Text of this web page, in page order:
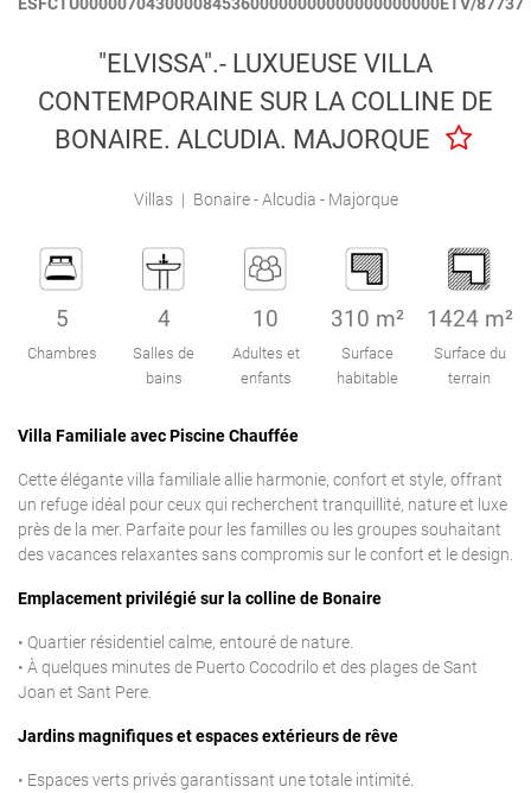
Attention au client
"ELVISSA".- LUXUEUSE VILLA
CONTEMPORAINE SUR LA COLLINE DE
BONAIRE. ALCUDIA. MAJORQUE
Villas | Bonaire - Alcudia - Majorque
5
Chambres
4
Salles de
bains
10
Adultes et
enfants
310 m²
Surface
habitable
1424 m²
Surface du
terrain
Villa Familiale avec Piscine Chauffée
Cette élégante villa familiale allie harmonie, confort et style, offrant
un refuge idéal pour ceux qui recherchent tranquillité, nature et luxe
près de la mer. Parfaite pour les familles ou les groupes souhaitant
des vacances relaxantes sans compromis sur le confort et le design.
Emplacement privilégié sur la colline de Bonaire
• Quartier résidentiel calme, entouré de nature.
• À quelques minutes de Puerto Cocodrilo et des plages de Sant
Joan et Sant Pere.
Jardins magnifiques et espaces extérieurs de rêve
• Espaces verts privés garantissant une totale intimité.